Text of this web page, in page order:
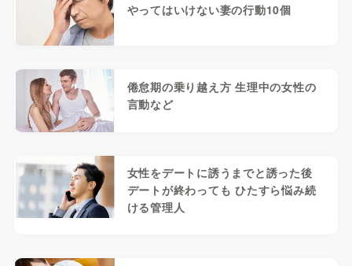
やってはいけない妻の行動10個
倦怠期の乗り越え方 生理中の女性の
言動など
女性をデートに誘うまでと誘った後
デートが終わっても ひたすら悩み続
ける管理人